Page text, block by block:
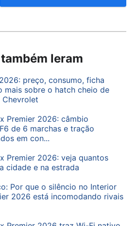
leram
preço, consumo, ficha
mais sobre o hatch cheio de
Premier 2026: câmbio
de 6 marchas e tração
em con...
Premier 2026: veja quantos
cidade e na estrada
Por que o silêncio no Interior
2026 está incomodando rivais